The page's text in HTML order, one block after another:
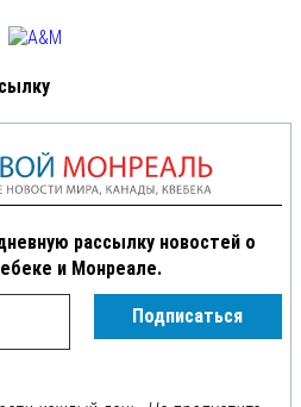
рассылку новостей о
и Монреале.